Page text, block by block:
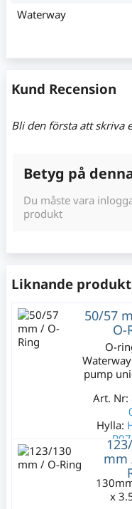
Waterway
Kund Recension
Bli den första att skriva
Betyg på
Du måste vara
produkt
Liknande
50/57
O-
O-
pump
Art. Nr:
Hylla:
mm
x